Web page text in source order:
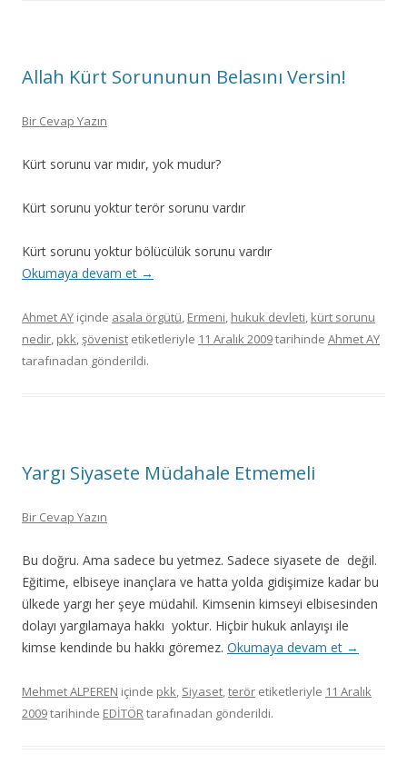
Allah Kürt Sorununun Belasını Versin!
Bir Cevap Yazın
Kürt sorunu var mıdır, yok mudur?
Kürt sorunu yoktur terör sorunu vardır
Kürt sorunu yoktur bölücülük sorunu vardır
Okumaya devam et →
Ahmet AY içinde asala örgütü, Ermeni, hukuk devleti, kürt sorunu
nedir, pkk,şövenist etiketleriyle 11 Aralık 2009tarihinde Ahmet AY
tarafınadan gönderildi.
Yargı Siyasete Müdahale Etmemeli
Bir Cevap Yazın
Bu doğru. Ama sadece bu yetmez. Sadece siyasete de değil.
Eğitime, elbiseye inançlara ve hatta yolda gidişimize kadar bu
ülkede yargı her şeye müdahil. Kimsenin kimseyi elbisesinden
dolayı yargılamaya hakkı yoktur. Hiçbir hukuk anlayışı ile
kimse kendinde bu hakkı göremez. Okumaya devam et →
Mehmet ALPEREN içinde pkk, Siyaset,terör etiketleriyle 11 Aralık
2009tarihinde EDİTÖRtarafınadan gönderildi.